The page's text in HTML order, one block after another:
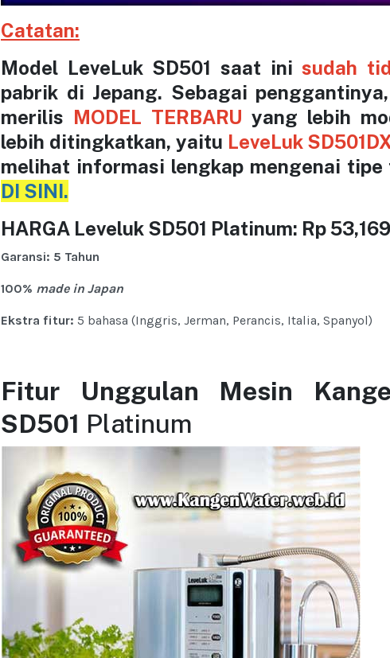
Catatan:
Model LeveLuk SD501 saat inisudah
pabrik di Jepang. Sebagai
merilis MODEL TERBARU yang lebih
lebih ditingkatkan, yaitu LeveLuk
melihat informasi lengkap mengenai
DI SINI.
HARGA Leveluk SD501 Platinum: Rp
Garansi: 5 Tahun
100% made in Japan
Ekstra fitur: 5 bahasa (Inggris, Jerman, Perancis, Italia, Spanyol)
Fitur Unggulan Mesin
SD501 Platinum